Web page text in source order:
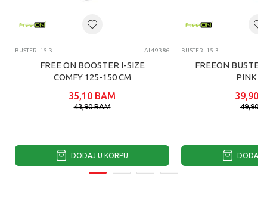
BUSTERI 15-36KG AL49386
FREE ON BOOSTER I-SIZE
COMFY 125-150 CM
35,10 BAM
43,90BAM
DODAJ U KORPU
BUSTERI 15-36KG
FREEON
PINK
39,90
49,90
DODAJ